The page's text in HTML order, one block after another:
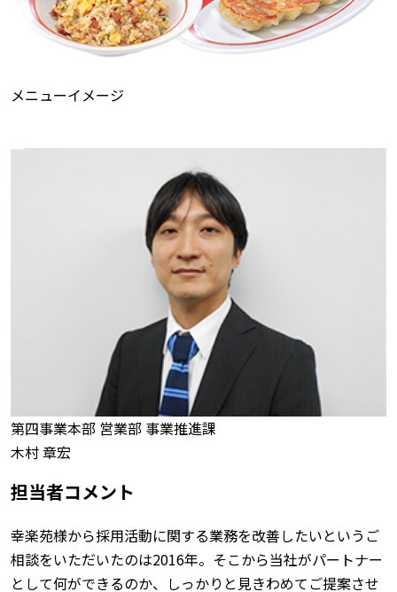
メニューイメージ
第四事業本部 営業部 事業推進課
木村 章宏
担当者コメント
幸楽苑様から採用活動に関する業務を改善したいというご
相談をいただいたのは2016年。そこから当社がパートナー
として何ができるのか、しっかりと見きわめてご提案させ